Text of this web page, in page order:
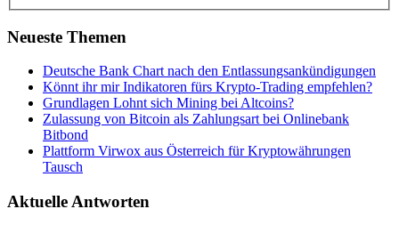
Neueste Themen
Deutsche Bank Chart nach den Entlassungsankündigungen
Könnt ihr mir Indikatoren fürs Krypto-Trading empfehlen?
Grundlagen Lohnt sich Mining bei Altcoins?
Zulassung von Bitcoin als Zahlungsart bei Onlinebank
Bitbond
Plattform Virwox aus Österreich für Kryptowährungen
Tausch
Aktuelle Antworten